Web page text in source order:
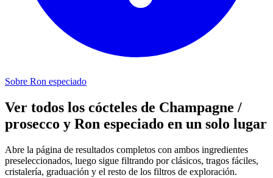
Sobre Ron especiado
Ver todos los cócteles de Champagne /
prosecco y Ron especiado en un solo lugar
Abre la página de resultados completos con ambos ingredientes
preseleccionados, luego sigue filtrando por clásicos, tragos fáciles,
cristalería, graduación y el resto de los filtros de exploración.